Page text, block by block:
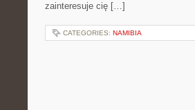
zainteresuje cię […]
CATEGORIES: NAMIBIA